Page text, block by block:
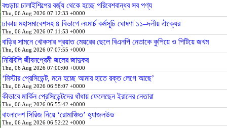
বগুড়ায় ঢালাইশিল্পের বর্জ্য থেকে হচ্ছে পরিবেশবান্ধব সব পণ্য
Thu, 06 Aug 2026 07:12:33 +0000
ঢাকায় মহাসমাবেশসহ ৪ বিভাগে লংমার্চ কর্মসূচি ঘোষণা ১১–দলীয় ঐক্যের
Thu, 06 Aug 2026 07:11:53 +0000
বাড়ির সামনে খোকসার প্রয়াত মেয়রের ছেলে বিএনপি নেতাকে কুপিয়ে ও পিটিয়ে জখম
Thu, 06 Aug 2026 07:07:55 +0000
নিরিবিলি জীবনপ্রেমী জলের জাদুকর
Thu, 06 Aug 2026 07:00:00 +0000
‘মিস্টার প্রেসিডেন্ট, মনে হচ্ছে আমার হাতে রক্ত লেগে আছে’
Thu, 06 Aug 2026 06:58:07 +0000
কীভাবে মার্কিন প্রেসিডেন্টদের ধাঁধায় ফেলেছেন ইরানের নেতারা
Thu, 06 Aug 2026 06:55:42 +0000
বাংলাদেশ সিরিজ নিয়ে ‘রোমাঞ্চিত’ হ্যাজলউড
Thu, 06 Aug 2026 06:52:22 +0000